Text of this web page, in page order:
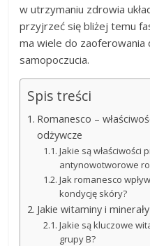
w utrzymaniu zdrowia
przyjrzeć się bliżej temu
ma wiele do zaoferowania
samopoczucia.
Spis treści
Romanesco –
odżywcze
Jakie są właściwości
antynowotworowe
Jak romanesco
kondycję skóry?
Jakie witaminy i
Jakie są kluczowe
grupy B?